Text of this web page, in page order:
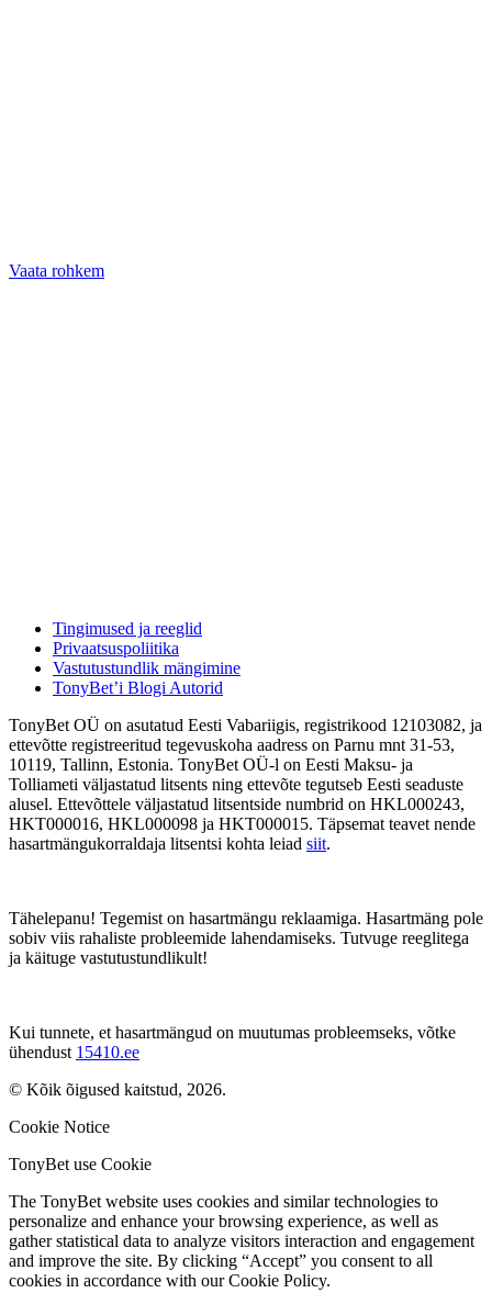
Vaata rohkem
Tingimused ja reeglid
Privaatsuspoliitika
Vastutustundlik mängimine
TonyBet’i Blogi Autorid
TonyBet OÜ on asutatud Eesti Vabariigis, registrikood 12103082, ja
ettevõtte registreeritud tegevuskoha aadress on Parnu mnt 31-53,
10119, Tallinn, Estonia. TonyBet OÜ-l on Eesti Maksu- ja
Tolliameti väljastatud litsents ning ettevõte tegutseb Eesti seaduste
alusel. Ettevõttele väljastatud litsentside numbrid on HKL000243,
HKT000016, HKL000098 ja HKT000015. Täpsemat teavet nende
hasartmängukorraldaja litsentsi kohta leiad siit.
Tähelepanu! Tegemist on hasartmängu reklaamiga. Hasartmäng pole
sobiv viis rahaliste probleemide lahendamiseks. Tutvuge reeglitega
ja käituge vastutustundlikult!
Kui tunnete, et hasartmängud on muutumas probleemseks, võtke
ühendust 15410.ee
© Kõik õigused kaitstud, 2026.
Cookie Notice
TonyBet use Cookie
The TonyBet website uses cookies and similar technologies to
personalize and enhance your browsing experience, as well as
gather statistical data to analyze visitors interaction and engagement
and improve the site. By clicking “Accept” you consent to all
cookies in accordance with our Cookie Policy.